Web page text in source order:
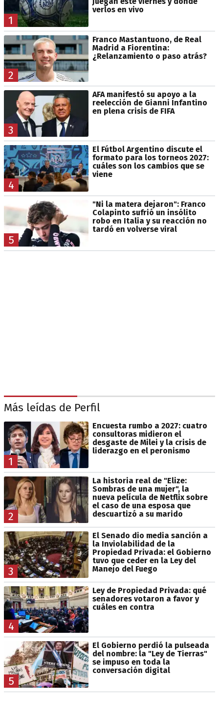
1
verlos en vivo
2
Franco Mastantuono, de Real
Madrid a Fiorentina:
¿Relanzamiento o paso atrás?
3
AFA manifestó su apoyo a la
reelección de Gianni Infantino
en plena crisis de FIFA
4
El Fútbol Argentino discute el
formato para los torneos 2027:
cuáles son los cambios que se
viene
5
"Ni la matera dejaron": Franco
Colapinto sufrió un insólito
robo en Italia y su reacción no
tardó en volverse viral
Más leídas de Perfil
1
Encuesta rumbo a 2027: cuatro
consultoras midieron el
desgaste de Milei y la crisis de
liderazgo en el peronismo
2
La historia real de "Elize:
Sombras de una mujer", la
nueva película de Netflix sobre
el caso de una esposa que
descuartizó a su marido
3
El Senado dio media sanción a
la Inviolabilidad de la
Propiedad Privada: el Gobierno
tuvo que ceder en la Ley del
Manejo del Fuego
4
Ley de Propiedad Privada: qué
senadores votaron a favor y
cuáles en contra
5
El Gobierno perdió la pulseada
del nombre: la "Ley de Tierras"
se impuso en toda la
conversación digital